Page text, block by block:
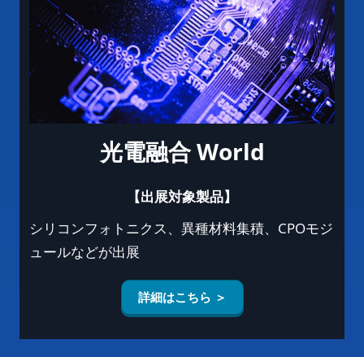
光電融合 World
【出展対象製品】
シリコンフォトニクス、異種材料集積、CPOモジ
ュールなどが出展
詳細はこちら ＞